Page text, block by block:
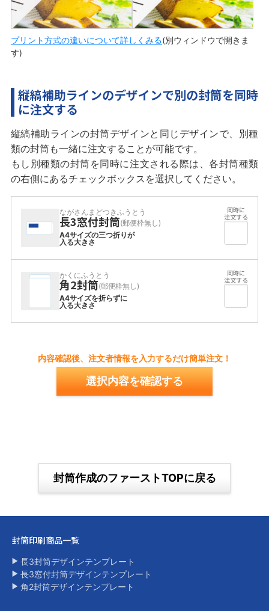
プリント方式の違いについて詳しくみる(別ウィンドウで開きま
す)
縦縞補助ラインのデザインで別の封筒を同時
に注文する
縦縞補助ラインの封筒デザインと同じデザインで、別種
類の封筒も一緒に注文することが可能です。
もし別種類の封筒を同時に注文される際は、各封筒種類
の右側にあるチェックボックスを選択してください。
ながさんまどつきふうとう
長3窓付封筒(郵便枠無し)
A4サイズの三つ折りが
入る大きさ
かくにふうとう
角2封筒(郵便枠無し)
A4サイズを折らずに
入る大きさ
内容確認後、注文者情報を入力するだけ簡単注文！
選択内容を確認する
封筒作成のファーストTOPに戻る
封筒印刷商品一覧​
長3封筒デザインテンプレート
長3窓付封筒デザインテンプレート
角2封筒デザインテンプレート​